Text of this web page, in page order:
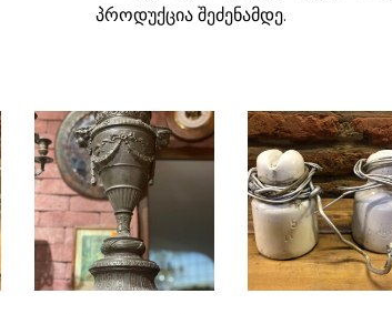
პროდუქცია შეძენამდე.